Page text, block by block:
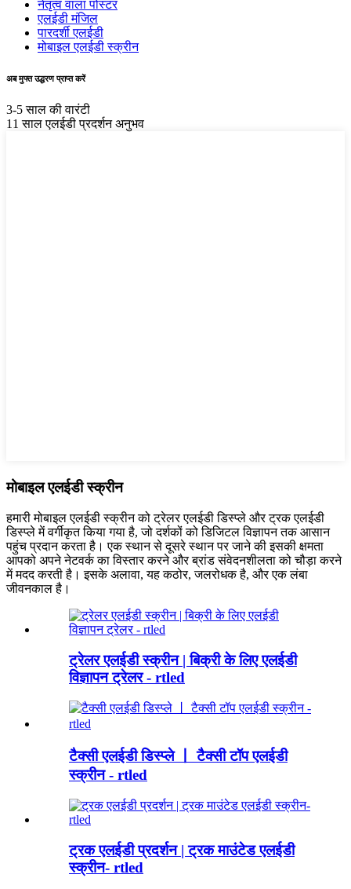
नेतृत्व वाला पोस्टर
एलईडी मंजिल
पारदर्शी एलईडी
मोबाइल एलईडी स्क्रीन
अब मुफ्त उद्धरण प्राप्त करें
3-5 साल की वारंटी
11 साल एलईडी प्रदर्शन अनुभव
मोबाइल एलईडी स्क्रीन
हमारी मोबाइल एलईडी स्क्रीन को ट्रेलर एलईडी डिस्प्ले और ट्रक एलईडी
डिस्प्ले में वर्गीकृत किया गया है, जो दर्शकों को डिजिटल विज्ञापन तक आसान
पहुंच प्रदान करता है। एक स्थान से दूसरे स्थान पर जाने की इसकी क्षमता
आपको अपने नेटवर्क का विस्तार करने और ब्रांड संवेदनशीलता को चौड़ा करने
में मदद करती है। इसके अलावा, यह कठोर, जलरोधक है, और एक लंबा
जीवनकाल है।
ट्रेलर एलईडी स्क्रीन | बिक्री के लिए एलईडी
विज्ञापन ट्रेलर - rtled
टैक्सी एलईडी डिस्प्ले 丨 टैक्सी टॉप एलईडी
स्क्रीन - rtled
ट्रक एलईडी प्रदर्शन | ट्रक माउंटेड एलईडी
स्क्रीन- rtled